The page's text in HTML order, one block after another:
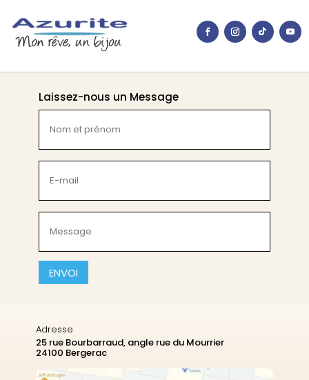
Laissez-nous un Message
et
prénom
(Nécessaire)
mail
(Nécessaire)
(Nécessaire)
CAPTCHA
Adresse
25 rue Bourbarraud, angle rue du Mourrier
24100 Bergerac